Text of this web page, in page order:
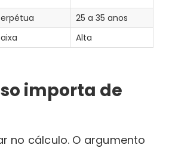
25 a 35 anos
Alta
importa de
no cálculo. O argumento